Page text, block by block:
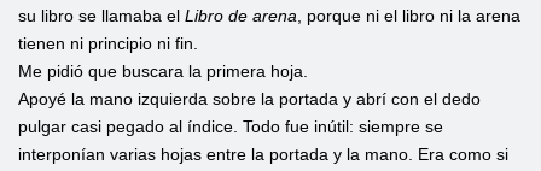
su libro se llamaba el Libro de arena , porque ni el libro ni la arena
tienen ni principio ni fin.
Me pidió que buscara la primera hoja.
Apoyé la mano izquierda sobre la portada y abrí con el dedo
pulgar casi pegado al índice. Todo fue inútil: siempre se
interponían varias hojas entre la portada y la mano. Era como si